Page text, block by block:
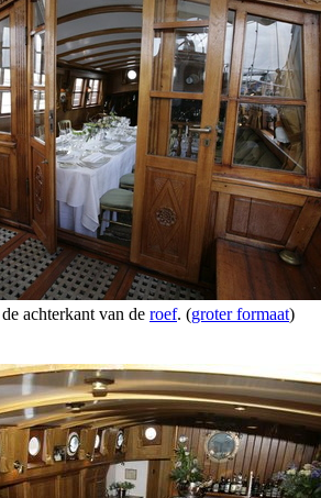
achterkant van de roef. (groter formaat)